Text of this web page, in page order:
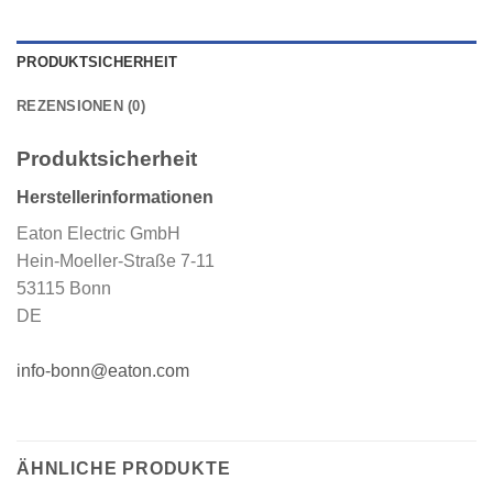
PRODUKTSICHERHEIT
REZENSIONEN (0)
Produktsicherheit
Herstellerinformationen
Eaton Electric GmbH
Hein-Moeller-Straße 7-11
53115 Bonn
DE
info-bonn@eaton.com
ÄHNLICHE PRODUKTE